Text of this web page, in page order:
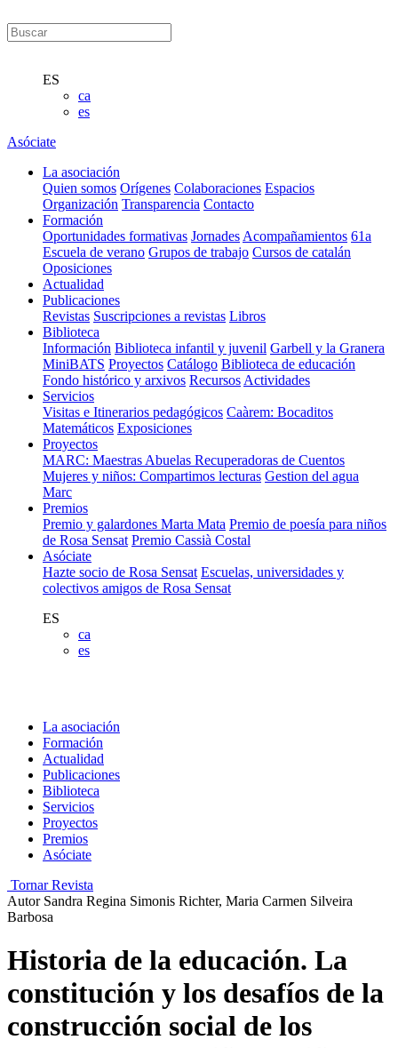
ES
ca
es
Asóciate
La asociación
Quien somos Orígenes Colaboraciones Espacios
Organización Transparencia Contacto
Formación
Oportunidades formativas Jornades Acompañamientos 61a
Escuela de verano Grupos de trabajo Cursos de catalán
Oposiciones
Actualidad
Publicaciones
Revistas Suscripciones a revistas Libros
Biblioteca
Información Biblioteca infantil y juvenil Garbell y la Granera
MiniBATS Proyectos Catálogo Biblioteca de educación
Fondo histórico y arxivos Recursos Actividades
Servicios
Visitas e Itinerarios pedagógicos Caàrem: Bocaditos
Matemáticos Exposiciones
Proyectos
MARC: Maestras Abuelas Recuperadoras de Cuentos
Mujeres y niños: Compartimos lecturas Gestion del agua
Marc
Premios
Premio y galardones Marta Mata Premio de poesía para niños
de Rosa Sensat Premio Cassià Costal
Asóciate
Hazte socio de Rosa Sensat Escuelas, universidades y
colectivos amigos de Rosa Sensat
ES
ca
es
La asociación
Formación
Actualidad
Publicaciones
Biblioteca
Servicios
Proyectos
Premios
Asóciate
Tornar Revista
Autor Sandra Regina Simonis Richter, Maria Carmen Silveira
Barbosa
Historia de la educación. La
constitución y los desafíos de la
construcción social de los